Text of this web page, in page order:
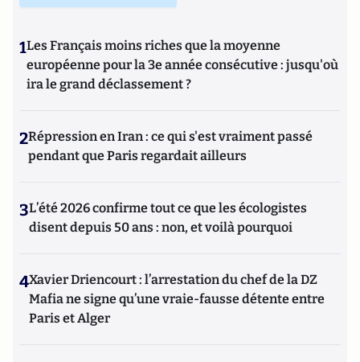
1Les Français moins riches que la moyenne
européenne pour la 3e année consécutive : jusqu'où
ira le grand déclassement ?
2Répression en Iran : ce qui s'est vraiment passé
pendant que Paris regardait ailleurs
3L’été 2026 confirme tout ce que les écologistes
disent depuis 50 ans : non, et voilà pourquoi
4Xavier Driencourt : l’arrestation du chef de la DZ
Mafia ne signe qu’une vraie-fausse détente entre
Paris et Alger